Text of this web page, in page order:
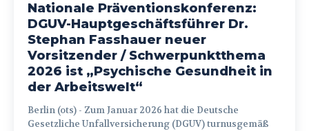
Nationale Präventionskonferenz:
DGUV-Hauptgeschäftsführer Dr.
Stephan Fasshauer neuer
Vorsitzender / Schwerpunktthema
2026 ist „Psychische Gesundheit in
der Arbeitswelt“
Berlin (ots) - Zum Januar 2026 hat die Deutsche
Gesetzliche Unfallversicherung (DGUV) turnusgemäß